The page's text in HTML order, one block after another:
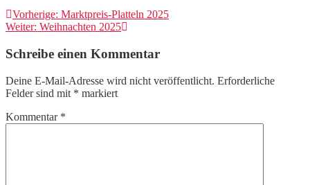
Beitragsnavigation
Vorherige: Vorheriger
Beitrag:
Marktpreis-Platteln 2025
Weiter: Nächster
Weihnachten 2025
Schreibe einen Kommentar
Deine E-Mail-Adresse wird nicht veröffentlicht. Erforderliche
Felder sind mit * markiert
Kommentar *